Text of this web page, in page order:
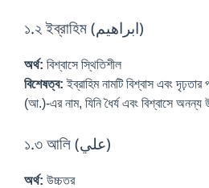
১.২ ইব্রাহিম (ابراهيم)
অর্থ: বিশ্বাসে স্থিতিশীল
বিশেষত্ব: ইব্রাহিম নামটি বিশ্বাস এবং
(আ.)-এর নাম, যিনি ধৈর্য এবং বিশ্বাসে
১.৩ আলি (علي)
অর্থ: উচ্চতর